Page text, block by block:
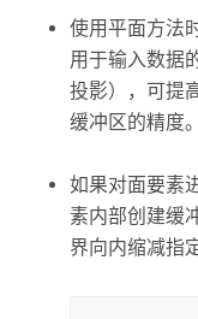
使用平面方法
用于输入数据
投影），可提
缓冲区的精度。
如果对面要素
素内部创建缓
界向内缩减指